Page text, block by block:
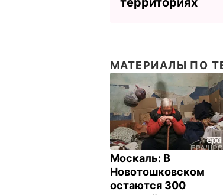
МАТЕРИАЛЫ ПО
Москаль: В
Новотошковском
остаются 300